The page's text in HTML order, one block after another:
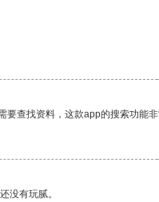
查找资料，这款app的搜索功能
没有玩腻。